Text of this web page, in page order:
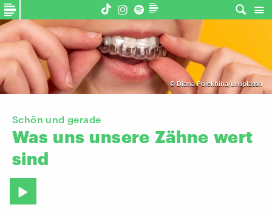
©Diana Polekhina/unsplassh
Schön und gerade
Was uns unsere Zähne wert
sind